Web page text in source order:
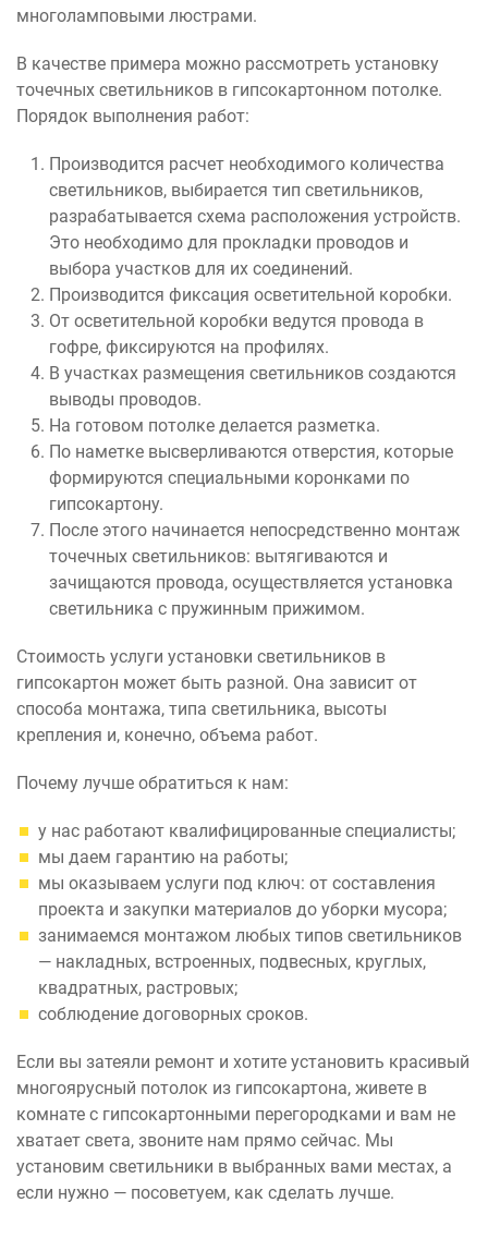
многоламповыми люстрами.
В качестве примера можно рассмотреть установку
точечных светильников в гипсокартонном потолке.
Порядок выполнения работ:
Производится расчет необходимого количества
светильников, выбирается тип светильников,
разрабатывается схема расположения устройств.
Это необходимо для прокладки проводов и
выбора участков для их соединений.
Производится фиксация осветительной коробки.
От осветительной коробки ведутся провода в
гофре, фиксируются на профилях.
В участках размещения светильников создаются
выводы проводов.
На готовом потолке делается разметка.
По наметке высверливаются отверстия, которые
формируются специальными коронками по
гипсокартону.
После этого начинается непосредственно монтаж
точечных светильников: вытягиваются и
зачищаются провода, осуществляется установка
светильника с пружинным прижимом.
Стоимость услуги установки светильников в
гипсокартон может быть разной. Она зависит от
способа монтажа, типа светильника, высоты
крепления и, конечно, объема работ.
Почему лучше обратиться к нам:
у нас работают квалифицированные специалисты;
мы даем гарантию на работы;
мы оказываем услуги под ключ: от составления
проекта и закупки материалов до уборки мусора;
занимаемся монтажом любых типов светильников
— накладных, встроенных, подвесных, круглых,
квадратных, растровых;
соблюдение договорных сроков.
Если вы затеяли ремонт и хотите установить красивый
многоярусный потолок из гипсокартона, живете в
комнате с гипсокартонными перегородками и вам не
хватает света, звоните нам прямо сейчас. Мы
установим светильники в выбранных вами местах, а
если нужно — посоветуем, как сделать лучше.